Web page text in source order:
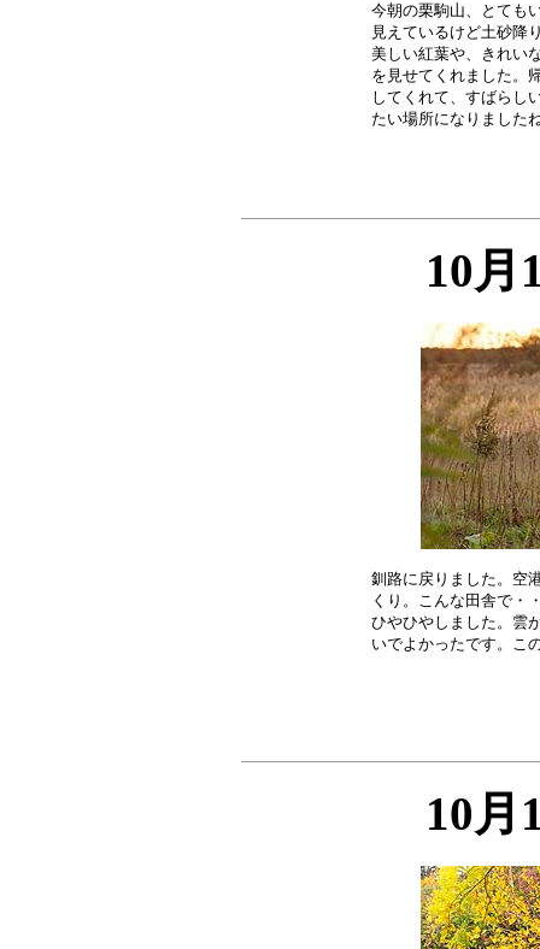
今朝の栗駒山、とても
見えているけど土砂降
美しい紅葉や、きれい
を見せてくれました。
してくれて、すばらし
10月
釧路に戻りました。空
くり。こんな田舎で・
ひやひやしました。雲
10月